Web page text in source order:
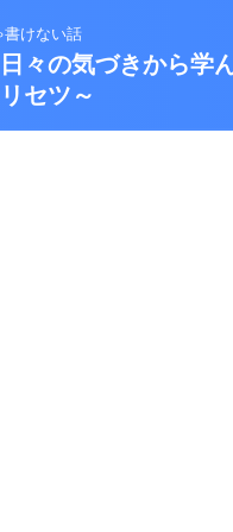
書けない話
々の気づきから学
セツ～